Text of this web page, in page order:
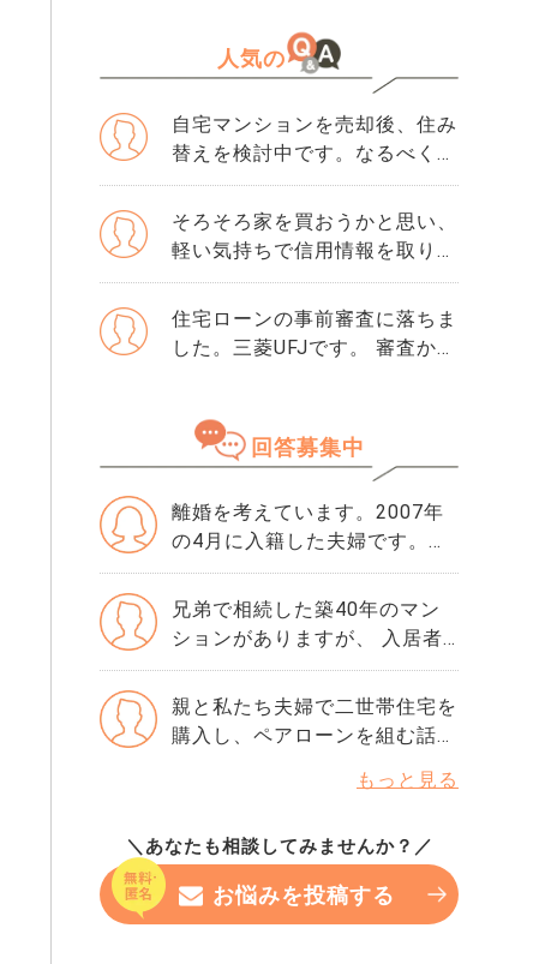
人気の
自宅マンションを売却後、住み
替えを検討中です。なるべく3
か月以内に売却をしたいのです
が、一般媒介と専任媒介で迷っ
ています。 窓口は多い方が買
主が見つかりそうだと思うので
されました。それぞれメリット
デメリットがあれば教えてくだ
そろそろ家を買おうかと思い、
軽い気持ちで信用情報を取り寄
せました。 そこで初めて「ク
レジットガイダンス指数」とい
う数字を見て、自分が500だと
知りました。 正直、この数字
せん。 ただ、ネットで「住宅
ローンはスコアが重要」と読ん
でから、急に不安になりまし
た。 思い当たるのは、数年前
にクレジットカードの引き落と
しが1回だけ遅れたことくらい
です。 ローンやリボ払いもあ
りませんし、借入はほぼゼロで
す。それでも500という数字は
続年数には問題ないと思ってい
るのですが、指数だけで判断さ
れることもありますか？ もし
今から改善できるなら、半年待
ま申し込んでみても大丈夫なの
か…。 専門家の方の率直な意見
を聞きたいです。
住宅ローンの事前審査に落ちま
した。三菱UFJです。 審査から
・購入物件価格は4500万で、
頭金1000万です。 ・滞納歴な
ちゃんと確認してから、次の審
査に申し込んだ方がいいです
か？ 他にりそな銀行かSBI新生
銀行で考えています。 この2つ
の銀行の審査基準や違いなど
も、情報が欲しいです。
回答募集中
離婚を考えています。2007年
の4月に入籍した夫婦です。私
名義、フラット35で私が単独
でローン返済中の戸建てに住ん
でおり、あと1480万ほど残債
1780万くらいと言われまし
た。 夫の不貞行為が原因で離
婚を考えていますが、以前にも
た。（自営業をやっており倉庫
として1階を使っているため）
私としても離婚後は引っ越した
兄弟で相続した築40年のマン
ションがありますが、 入居者
も減っており修繕積立金の負担
だけが重くなってます。 売却
か賃貸かで意見が割れており、
況。 なにか手はないでしょう
親と私たち夫婦で二世帯住宅を
購入し、ペアローンを組む話が
齢な為途中で返済できなくなっ
ンの残債は全てこちらに回って
くるのでしょうか。 住宅ロー
ン控除や相続税にも影響がある
もっと見る
＼あなたも相談してみませんか？／
お悩みを投稿する